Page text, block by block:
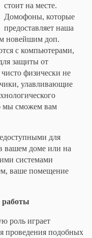
стоит на месте.
Домофоны, которые
предоставляет наша
новейшим доп.
с компьютерами,
защиты от
физически не
улавливающие
мы сможем вам
для
вашем доме или на
системами
ваше помещение
работы
роль играет
проведения подобных